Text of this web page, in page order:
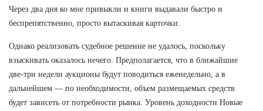
Через два дня ко мне привыкли и книги выдавали быстро и
беспрепятственно, просто вытаскивая карточки.
Однако реализовать судебное решение не удалось, поскольку
взыскивать оказалось нечего. Предполагается, что в ближайшие
две-три недели аукционы будут поводиться еженедельно, а в
дальнейшем — по необходимости, объем размещаемых средств
будет зависеть от потребности рынка. Уровень доходности Новые